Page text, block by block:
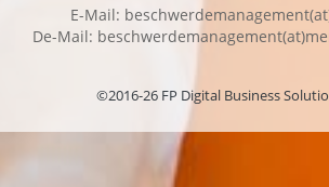
E-Mail:
De-Mail:
©2016-26 FP Digital Business